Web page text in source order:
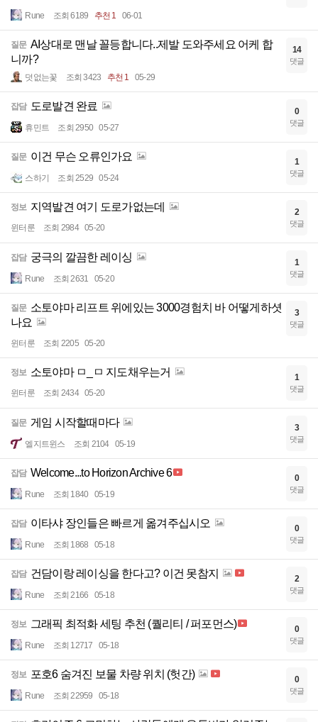
Rune 조회 6189 추천 1 06-01
질문 AI상대로 맨날 꼴등합니다..제발 도와주세요 어케 합
니까?
덧없는꽃 조회 3423 추천 1 05-29
14
댓글
잡담 도로발견 완료
휴민트 조회 2950 05-27
0
댓글
질문 이건 무슨 오류인가요
스하기 조회 2529 05-24
1
댓글
정보 지역발견 여기 도로가없는데
윈터룬 조회 2984 05-20
2
댓글
잡담 궁극의 깔끔한 레이싱
Rune 조회 2631 05-20
1
댓글
질문 소토야마 리프트 위에있는 3000경험치 바 어떻게하셧
나요
윈터룬 조회 2205 05-20
3
댓글
정보 소토야마 ㅁ_ㅁ 지도채우는거
윈터룬 조회 2434 05-20
1
댓글
질문 게임 시작할때마다
엘지트윈스 조회 2104 05-19
3
댓글
잡담 Welcome...to Horizon Archive 6
Rune 조회 1840 05-19
0
댓글
잡담 이타샤 장인들은 빠르게 옮겨주십시오
Rune 조회 1868 05-18
0
댓글
잡담 건담이랑 레이싱을 한다고? 이건 못참지
Rune 조회 2166 05-18
2
댓글
정보 그래픽 최적화 세팅 추천 (퀄리티 / 퍼포먼스)
Rune 조회 12717 05-18
0
댓글
정보 포호6 숨겨진 보물 차량 위치 (헛간)
Rune 조회 22959 05-18
0
댓글